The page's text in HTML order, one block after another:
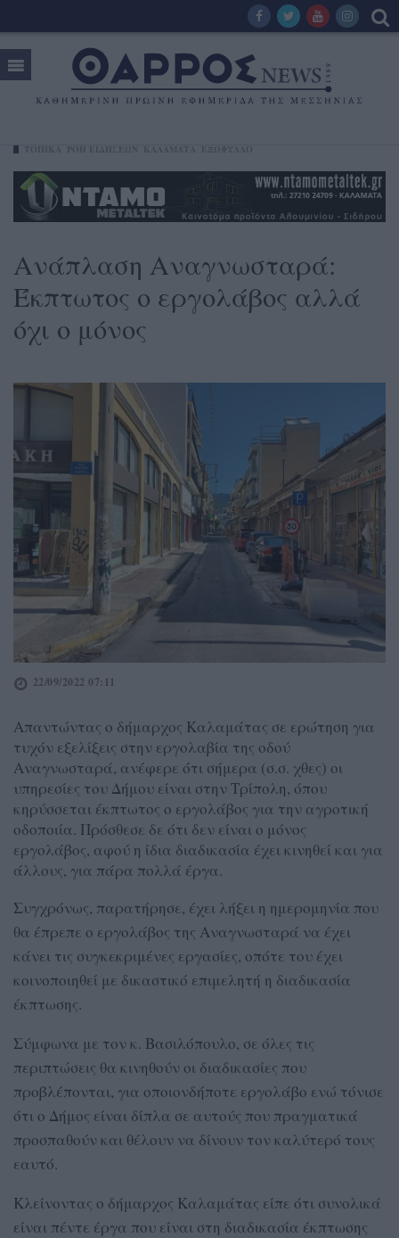
Ανάπλαση Αναγνωσταρά:
Έκπτωτος ο εργολάβος αλλά
όχι ο μόνος
22/09/2022 07:11
Απαντώντας ο δήμαρχος Καλαμάτας σε ερώτηση για
τυχόν εξελίξεις στην εργολαβία της οδού
Αναγνωσταρά, ανέφερε ότι σήμερα (σ.σ. χθες) οι
υπηρεσίες του Δήμου είναι στην Τρίπολη, όπου
κηρύσσεται έκπτωτος ο εργολάβος για την αγροτική
οδοποιία. Πρόσθεσε δε ότι δεν είναι ο μόνος
εργολάβος, αφού η ίδια διαδικασία έχει κινηθεί και για
άλλους, για πάρα πολλά έργα.
Συγχρόνως, παρατήρησε, έχει λήξει η ημερομηνία που
θα έπρεπε ο εργολάβος της Αναγνωσταρά να έχει
κάνει τις συγκεκριμένες εργασίες, οπότε του έχει
κοινοποιηθεί με δικαστικό επιμελητή η διαδικασία
έκπτωσης.
Σύμφωνα με τον κ. Βασιλόπουλο, σε όλες τις
περιπτώσεις θα κινηθούν οι διαδικασίες που
προβλέπονται, για οποιονδήποτε εργολάβο ενώ τόνισε
ότι ο Δήμος είναι δίπλα σε αυτούς που πραγματικά
προσπαθούν και θέλουν να δίνουν τον καλύτερό τους
εαυτό.
Κλείνοντας ο δήμαρχος Καλαμάτας είπε ότι συνολικά
είναι πέντε έργα που είναι στη διαδικασία έκπτωσης